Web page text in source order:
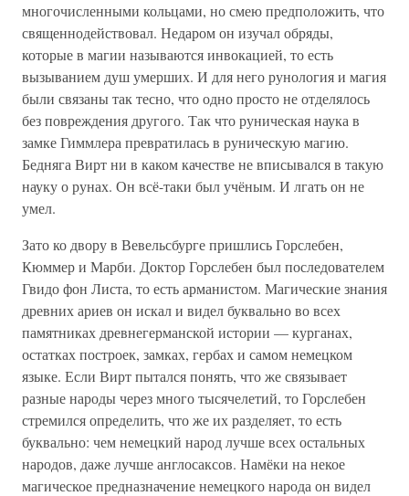
многочисленными кольцами, но смею предположить, что
священнодействовал. Недаром он изучал обряды,
которые в магии называются инвокацией, то есть
вызыванием душ умерших. И для него рунология и магия
были связаны так тесно, что одно просто не отделялось
без повреждения другого. Так что руническая наука в
замке Гиммлера превратилась в руническую магию.
Бедняга Вирт ни в каком качестве не вписывался в такую
науку о рунах. Он всё-таки был учёным. И лгать он не
умел.
Зато ко двору в Вевельсбурге пришлись Горслебен,
Кюммер и Марби. Доктор Горслебен был последователем
Гвидо фон Листа, то есть арманистом. Магические знания
древних ариев он искал и видел буквально во всех
памятниках древнегерманской истории — курганах,
остатках построек, замках, гербах и самом немецком
языке. Если Вирт пытался понять, что же связывает
разные народы через много тысячелетий, то Горслебен
стремился определить, что же их разделяет, то есть
буквально: чем немецкий народ лучше всех остальных
народов, даже лучше англосаксов. Намёки на некое
магическое предназначение немецкого народа он видел